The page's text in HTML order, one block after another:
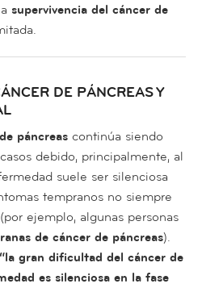
supervivencia del cáncer de
DE PÁNCREAS Y
páncreas continúa siendo
debido, principalmente, al
suele ser silenciosa
tempranos no siempre
ejemplo, algunas personas
de cáncer de páncreas).
“la gran dificultad del cáncer de
es silenciosa en la fase